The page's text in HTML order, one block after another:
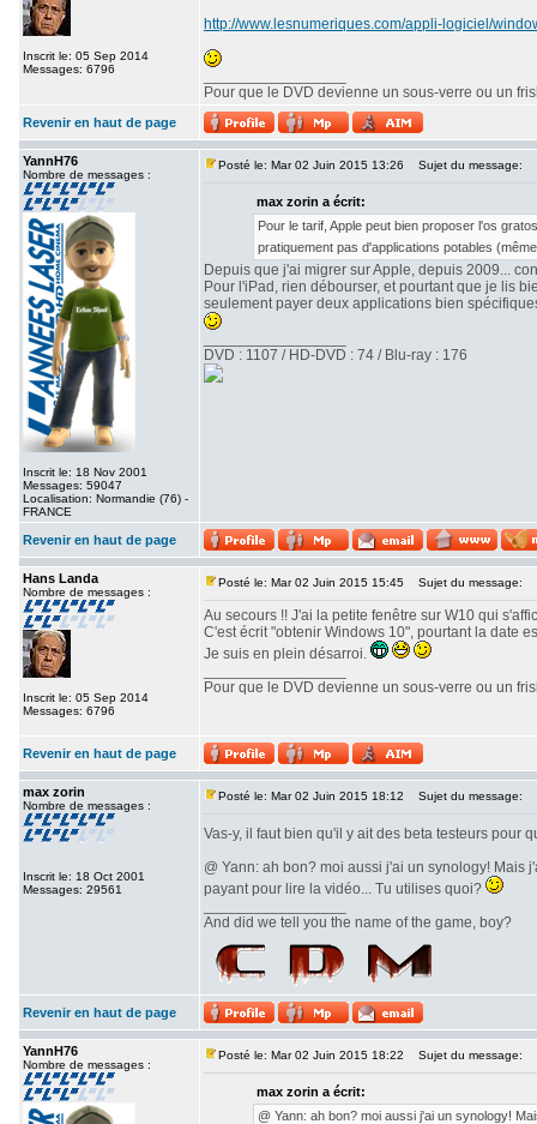
Inscrit le: 05 Sep 2014
Messages: 6796
http://www.lesnumeriques.com/appli-logiciel/
Pour que le DVD devienne un sous-verre ou un
Revenir en haut de page
YannH76
Nombre de messages :
Inscrit le: 18 Nov 2001
Messages: 59047
Localisation: Normandie (76) -
FRANCE
Posté le: Mar 02 Juin 2015 13:26 Sujet du message:
max zorin a écrit:
Pour le tarif, Apple peut bien proposer l'os
pratiquement pas d'applications potables
Depuis que j'ai migrer sur Apple, depuis 2009...
Pour l'iPad, rien débourser, et pourtant que je lis
seulement payer deux applications bien
DVD : 1107 / HD-DVD : 74 / Blu-ray : 176
Revenir en haut de page
Hans Landa
Nombre de messages :
Inscrit le: 05 Sep 2014
Messages: 6796
Posté le: Mar 02 Juin 2015 15:45 Sujet du message:
Au secours !! J'ai la petite fenêtre sur W10 qui
C'est écrit "obtenir Windows 10", pourtant la date
Je suis en plein désarroi.
Pour que le DVD devienne un sous-verre ou un
Revenir en haut de page
max zorin
Nombre de messages :
Inscrit le: 18 Oct 2001
Messages: 29561
Posté le: Mar 02 Juin 2015 18:12 Sujet du message:
Vas-y, il faut bien qu'il y ait des beta testeurs pour
@ Yann: ah bon? moi aussi j'ai un synology!
payant pour lire la vidéo... Tu utilises quoi?
And did we tell you the name of the game, boy?
Revenir en haut de page
YannH76
Nombre de messages :
Posté le: Mar 02 Juin 2015 18:22 Sujet du message:
max zorin a écrit:
@ Yann: ah bon? moi aussi j'ai un synology!